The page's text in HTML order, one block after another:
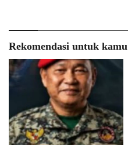
Rekomendasi untuk kamu